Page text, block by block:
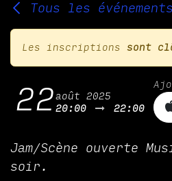
Tous les événements
Les inscriptions sont
22août 2025
20:00
22:00
Jam/Scène ouverte
soir.